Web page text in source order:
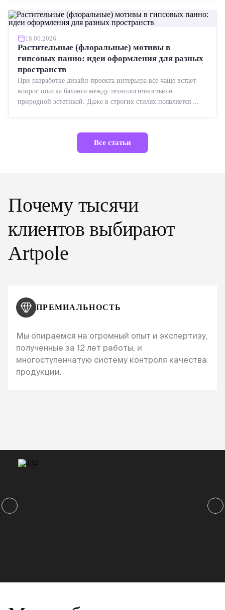
18.06.2026
Растительные (флоральные) мотивы в
гипсовых панно: идеи оформления для разных
пространств
При разработке дизайн-проекта интерьера все чаще встает
вопрос поиска баланса между технологичностью и
природной эстетикой. Даже в строгих стилях появляется ...
Все статьи
Почему тысячи
клиентов выбирают
Artpole
ПРЕМИАЛЬНОСТЬ
Мы опираемся на огромный опыт и экспертизу,
полученные за 12 лет работы, и
многоступенчатую систему контроля качества
продукции.